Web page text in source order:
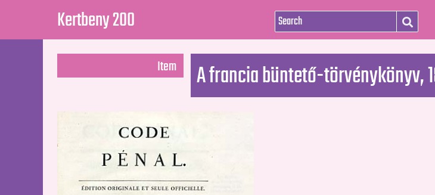
Kertbeny 200
A francia büntető-törvénykönyv,
Item